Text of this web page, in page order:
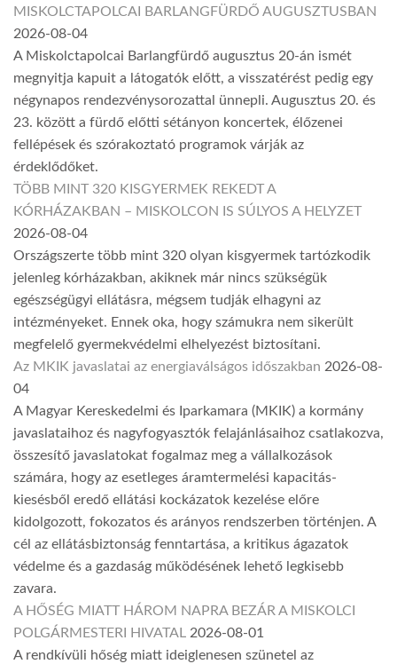
MISKOLCTAPOLCAI BARLANGFÜRDŐ AUGUSZTUSBAN
2026-08-04
A Miskolctapolcai Barlangfürdő augusztus 20-án ismét
megnyitja kapuit a látogatók előtt, a visszatérést pedig egy
négynapos rendezvénysorozattal ünnepli. Augusztus 20. és
23. között a fürdő előtti sétányon koncertek, élőzenei
fellépések és szórakoztató programok várják az
érdeklődőket.
TÖBB MINT 320 KISGYERMEK REKEDT A
KÓRHÁZAKBAN – MISKOLCON IS SÚLYOS A HELYZET
2026-08-04
Országszerte több mint 320 olyan kisgyermek tartózkodik
jelenleg kórházakban, akiknek már nincs szükségük
egészségügyi ellátásra, mégsem tudják elhagyni az
intézményeket. Ennek oka, hogy számukra nem sikerült
megfelelő gyermekvédelmi elhelyezést biztosítani.
Az MKIK javaslatai az energiaválságos időszakban 2026-08-
04
A Magyar Kereskedelmi és Iparkamara (MKIK) a kormány
javaslataihoz és nagyfogyasztók felajánlásaihoz csatlakozva,
összesítő javaslatokat fogalmaz meg a vállalkozások
számára, hogy az esetleges áramtermelési kapacitás-
kiesésből eredő ellátási kockázatok kezelése előre
kidolgozott, fokozatos és arányos rendszerben történjen. A
cél az ellátásbiztonság fenntartása, a kritikus ágazatok
védelme és a gazdaság működésének lehető legkisebb
zavara.
A HŐSÉG MIATT HÁROM NAPRA BEZÁR A MISKOLCI
POLGÁRMESTERI HIVATAL 2026-08-01
A rendkívüli hőség miatt ideiglenesen szünetel az